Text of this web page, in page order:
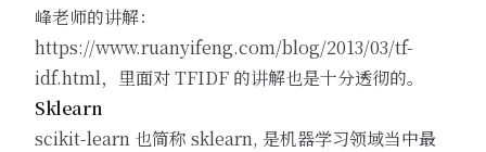
峰老师的讲解：
https://www.ruanyifeng.com/blog/2013/03/tf-
idf.html，里面对 TFIDF 的讲解也是十分透彻的。
Sklearn
scikit-learn 也简称 sklearn, 是机器学习领域当中最